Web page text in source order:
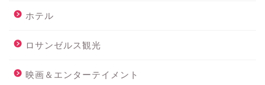
ホテル
ロサンゼルス観光
映画＆エンターテイメント